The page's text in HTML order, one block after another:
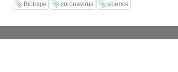
Biologie coronavirus science